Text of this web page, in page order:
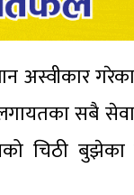
अस्वीकार
सबै
चिठी